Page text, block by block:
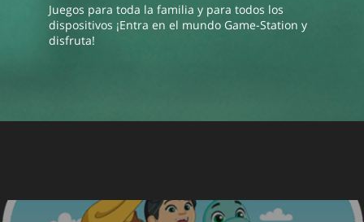
Juegos para toda la familia y para todos los
dispositivos ¡Entra en el mundo Game-Station y
disfruta!